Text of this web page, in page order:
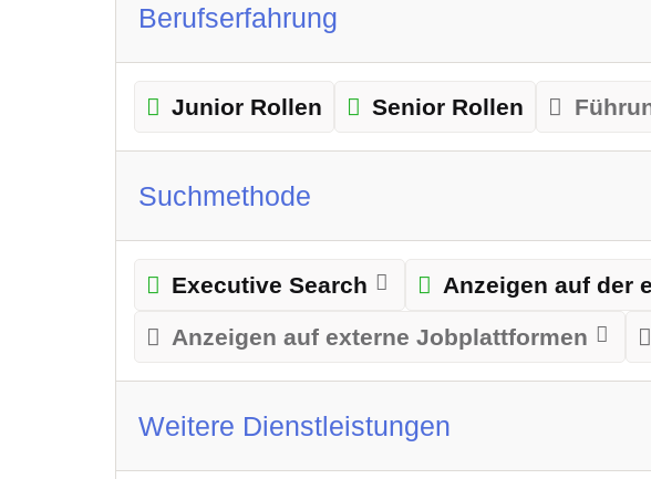
Berufserfahrung
Junior Rollen Senior Rollen
Suchmethode
Executive Search Anzeigen auf der
Anzeigen auf externe Jobplattformen
Weitere Dienstleistungen